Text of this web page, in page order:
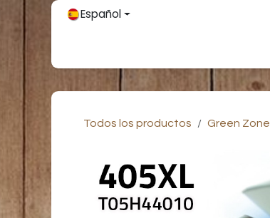
Ir al contenidoEspañol
Todos los productos Green Zone